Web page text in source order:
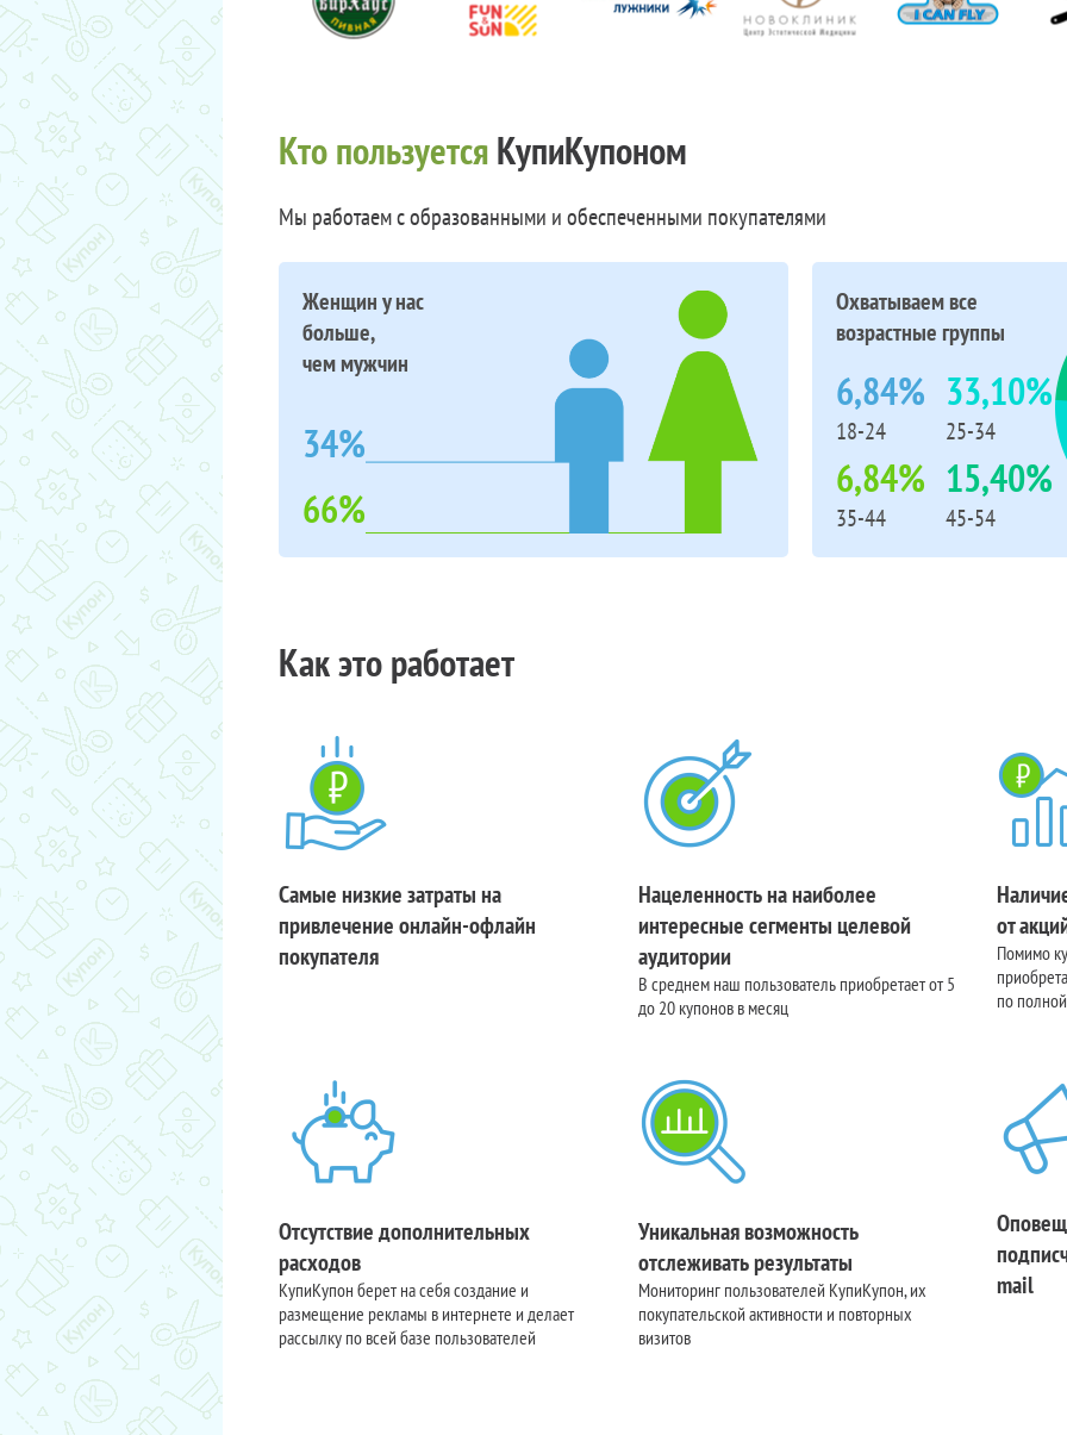
Кто пользуетсяКупиКупоном
Мы работаем с образованными и обеспеченными покупателями
Женщин у нас
больше,
чем мужчин
34%
66%
Охватываем все
возрастные группы
6,84%
18-24
33,10%
25-34
6,84%
35-44
15,40%
45-54
Как это работает
Самые низкие затраты на
привлечение онлайн-офлайн
покупателя
Нацеленность на наиболее
интересные сегменты целевой
аудитории
В среднем наш пользователь приобретает от 5
до 20 купонов в месяц
от
Помимо
по
Отсутствие дополнительных
расходов
КупиКупон берет на себя создание и
размещение рекламы в интернете и делает
рассылку по всей базе пользователей
Уникальная возможность
отслеживать результаты
Мониторинг пользователей КупиКупон, их
покупательской активности и повторных
визитов
mail